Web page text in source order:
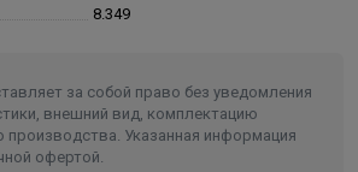
8.349
за собой право без уведомления
внешний вид, комплектацию
производства. Указанная информация
офертой.